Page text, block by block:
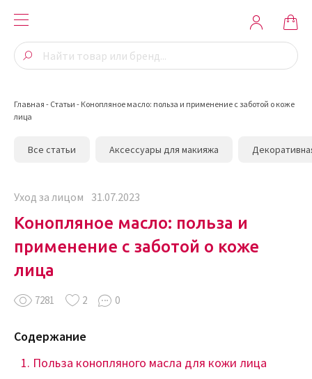
Главная - Статьи - Конопляное масло: польза и применение с заботой о коже
лица
Все статьи Аксессуары для макияжа
Уход за лицом 31.07.2023
7281 2 0
Конопляное масло: польза и
применение с заботой о коже
лица
Содержание
Польза конопляного масла для кожи лица